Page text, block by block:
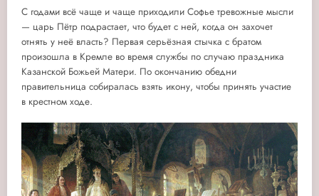
С годами всё чаще и чаще приходили Софье тревожные мысли
— царь Пётр подрастает, что будет с ней, когда он захочет
отнять у неё власть? Первая серьёзная стычка с братом
произошла в Кремле во время службы по случаю праздника
Казанской Божьей Матери. По окончанию обедни
правительница собиралась взять икону, чтобы принять участие
в крестном ходе.